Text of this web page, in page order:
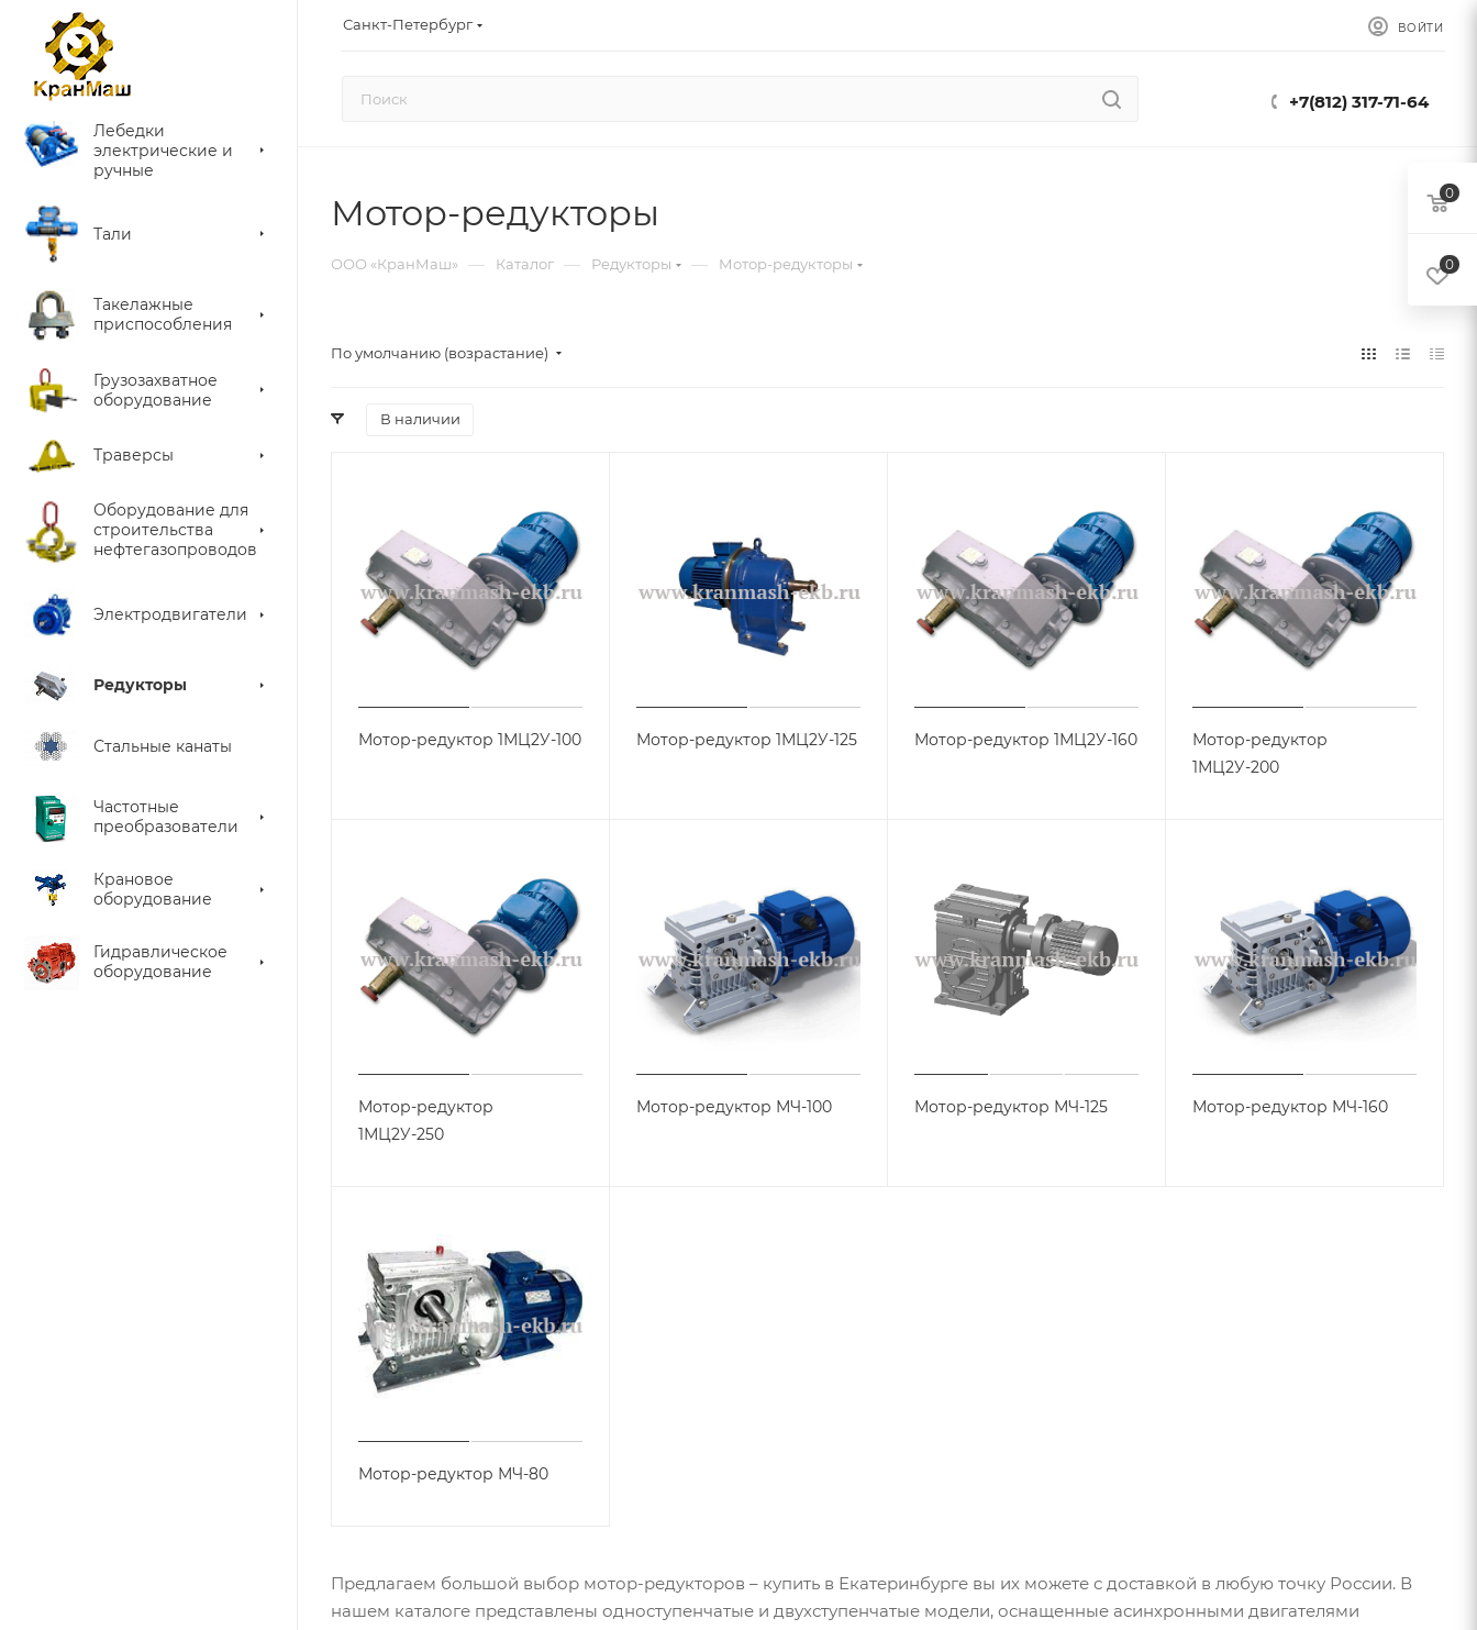
Санкт-Петербург ВОЙТИ
+7(812) 317-71-64
Лебедки
электрические и
ручные
Тали
Такелажные
приспособления
Грузозахватное
оборудование
Траверсы
Оборудование для
строительства
нефтегазопроводов
Электродвигатели
Редукторы
Стальные канаты
Частотные
преобразователи
Крановое
оборудование
Гидравлическое
оборудование
Мотор-редукторы
ООО «КранМаш» — Каталог — Редукторы — Мотор-редукторы
По умолчанию (возрастание)
В наличии
Мотор-редуктор 1МЦ2У-100 Мотор-редуктор 1МЦ2У-125 Мотор-редуктор 1МЦ2У-160
Мотор-редуктор
1МЦ2У-200
Мотор-редуктор
1МЦ2У-250
Мотор-редуктор МЧ-100 Мотор-редуктор МЧ-125 Мотор-редуктор МЧ-160
Мотор-редуктор МЧ-80
Предлагаем большой выбор мотор-редукторов – купить в Екатеринбурге вы их можете с доставкой в любую точку России. В
нашем каталоге представлены одноступенчатые и двухступенчатые модели, оснащенные асинхронными двигателями
0
0